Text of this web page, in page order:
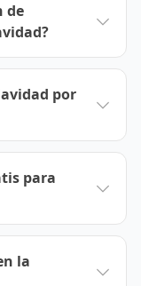
de
por
para
la